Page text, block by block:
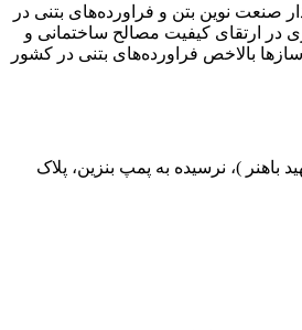
صنعت نوین بتن و فراورده‌های بتنی در
در ارتقای کیفیت مصالح ساختمانی و
بالاخص فراورده‌های بتنی در کشور
باهنر )، نرسیده به پمپ بنزین، پلاک